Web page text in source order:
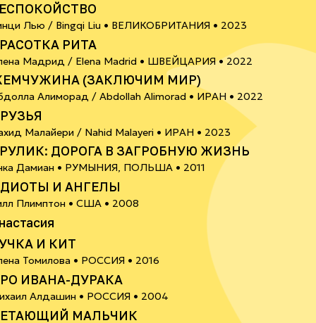
Лью / Bingqi Liu • ВЕЛИКОБРИТАНИЯ • 2023
РИТА
Мадрид / Elena Madrid • ШВЕЙЦАРИЯ• 2022
(ЗАКЛЮЧИМ МИР)
Алиморад / Abdollah Alimorad • ИРАН • 2022
Малайери / Nahid Malayeri • ИРАН • 2023
ДОРОГА В ЗАГРОБНУЮ ЖИЗНЬ
Дамиан • РУМЫНИЯ, ПОЛЬША • 2011
И АНГЕЛЫ
Плимптон • США • 2008
И КИТ
Томилова • РОССИЯ • 2016
ИВАНА-ДУРАКА
Алдашин • РОССИЯ • 2004
МАЛЬЧИК